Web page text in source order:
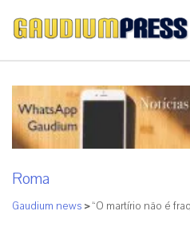
Roma
Gaudium news >“O martírio não é